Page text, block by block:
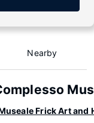
Nearby
Frick Art and